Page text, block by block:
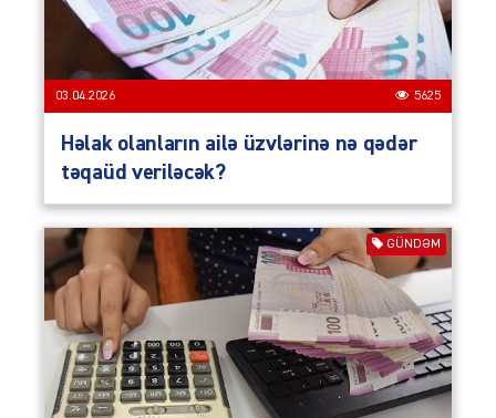
03.04.2026 5625
Həlak olanların ailə üzvlərinə nə qədər
təqaüd veriləcək?
GÜNDƏM